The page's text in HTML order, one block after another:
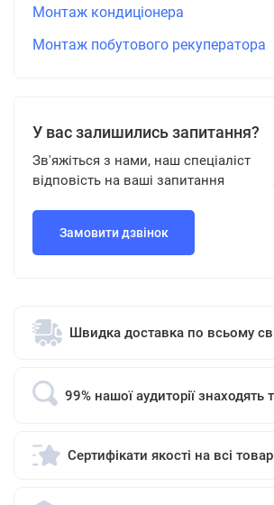
Монтаж кондиціонера
Монтаж побутового рекуператора
У вас залишились запитання?
Зв'яжіться з нами, наш спеціаліст
відповість на ваші запитання
Замовити дзвінок
Швидка доставка по всьому
99% нашої аудиторії
Сертифікати якості на всі